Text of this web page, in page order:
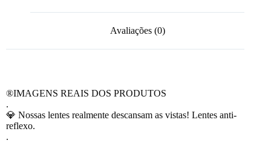
Avaliações (0)
®️IMAGENS REAIS DOS PRODUTOS
.
💎 Nossas lentes realmente descansam as vistas! Lentes anti-
reflexo.
.